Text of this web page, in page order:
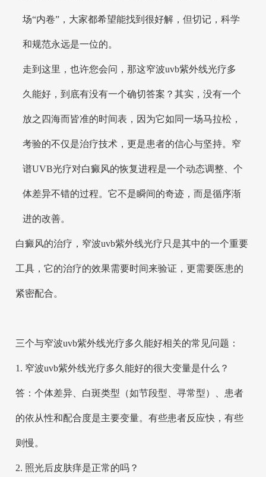
场“内卷”，大家都希望能找到很好解，但切记，科学
和规范永远是一位的。
走到这里，也许您会问，那这窄波uvb紫外线光疗多
久能好，到底有没有一个确切答案？其实，没有一个
放之四海而皆准的时间表，因为它如同一场马拉松，
考验的不仅是治疗技术，更是患者的信心与坚持。窄
谱UVB光疗对白癜风的恢复进程是一个动态调整、个
体差异不错的过程。它不是瞬间的奇迹，而是循序渐
进的改善。
白癜风的治疗，窄波uvb紫外线光疗只是其中的一个重要
工具，它的治疗的效果需要时间来验证，更需要医患的
紧密配合。
三个与窄波uvb紫外线光疗多久能好相关的常见问题：
1. 窄波uvb紫外线光疗多久能好的很大变量是什么？
答：个体差异、白斑类型（如节段型、寻常型）、患者
的依从性和配合度是主要变量。有些患者反应快，有些
则慢。
2. 照光后皮肤痒是正常的吗？